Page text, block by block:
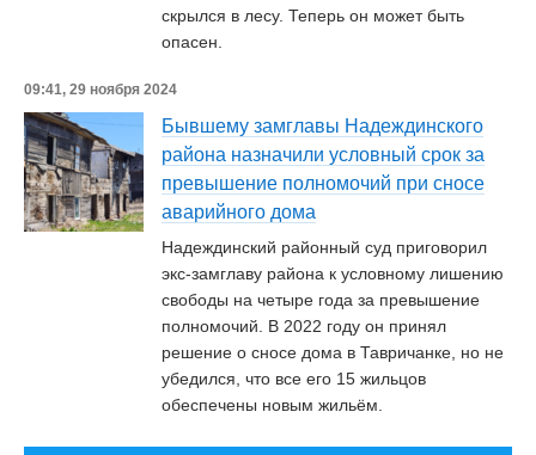
скрылся в лесу. Теперь он может быть
опасен.
09:41, 29 ноября 2024
Бывшему замглавы Надеждинского
района назначили условный срок за
превышение полномочий при сносе
аварийного дома
Надеждинский районный суд приговорил
экс-замглаву района к условному лишению
свободы на четыре года за превышение
полномочий. В 2022 году он принял
решение о сносе дома в Тавричанке, но не
убедился, что все его 15 жильцов
обеспечены новым жильём.